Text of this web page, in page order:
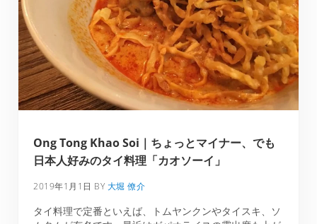
Ong Tong Khao Soi｜ちょっとマイナー、でも
日本人好みのタイ料理「カオソーイ」
2019年1月1日 BY 大堀 僚介
タイ料理で定番といえば、トムヤンクンやタイスキ、ソ